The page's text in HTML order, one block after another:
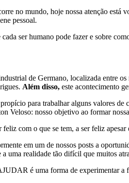
no mundo, hoje nossa atenção
pessoal.
ser humano pode fazer e sobre
de Germano, localizada entre
Além disso, este acontecimento
para trabalhar alguns valores
Veloso: nosso objetivo ao formar
com o que se tem, a ser feliz
em um de nossos posts a
uma realidade tão difícil que muitos
é uma forma de experimentar a